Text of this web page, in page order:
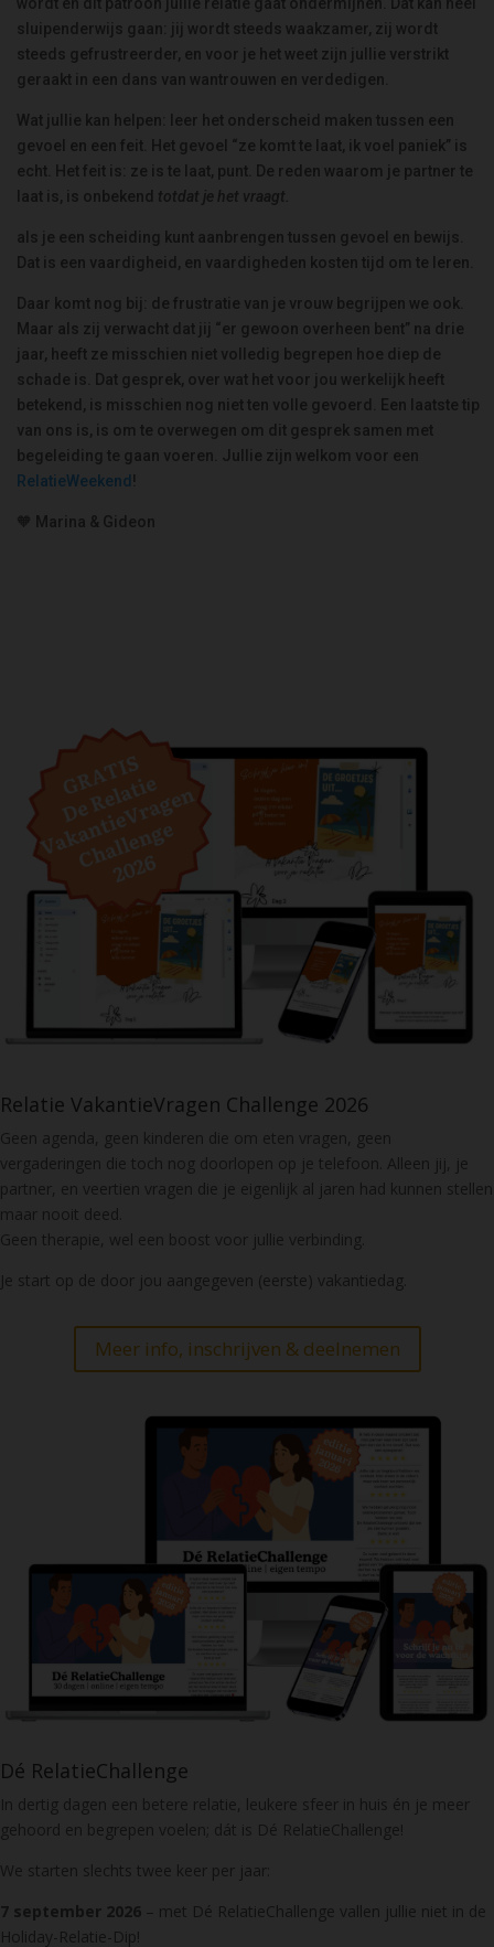
sluipenderwijs gaan: jij wordt steeds waakzamer, zij wordt
steeds gefrustreerder, en voor je het weet zijn jullie verstrikt
geraakt in een dans van wantrouwen en verdedigen.
Wat jullie kan helpen: leer het onderscheid maken tussen een
gevoel en een feit. Het gevoel “ze komt te laat, ik voel paniek” is
echt. Het feit is: ze is te laat, punt. De reden waarom je partner te
laat is, is onbekend totdat je het vraagt.
als je een scheiding kunt aanbrengen tussen gevoel en bewijs.
Dat is een vaardigheid, en vaardigheden kosten tijd om te leren.
Daar komt nog bij: de frustratie van je vrouw begrijpen we ook.
Maar als zij verwacht dat jij “er gewoon overheen bent” na drie
jaar, heeft ze misschien niet volledig begrepen hoe diep de
schade is. Dat gesprek, over wat het voor jou werkelijk heeft
betekend, is misschien nog niet ten volle gevoerd. Een laatste tip
van ons is, is om te overwegen om dit gesprek samen met
begeleiding te gaan voeren. Jullie zijn welkom voor een
RelatieWeekend !
🧡 Marina & Gideon
Relatie VakantieVragen Challenge 2026
Geen agenda, geen kinderen die om eten vragen, geen
vergaderingen die toch nog doorlopen op je telefoon. Alleen jij, je
partner, en veertien vragen die je eigenlijk al jaren had kunnen stellen
maar nooit deed.
Geen therapie, wel een boost voor jullie verbinding.
Je start op de door jou aangegeven (eerste) vakantiedag.
Meer info, inschrijven & deelnemen
Dé RelatieChallenge
In dertig dagen een betere relatie, leukere sfeer in huis én je meer
gehoord en begrepen voelen; dát is Dé RelatieChallenge!
We starten slechts twee keer per jaar:
7 september 2026 – met Dé RelatieChallenge vallen jullie niet in de
Holiday-Relatie-Dip!